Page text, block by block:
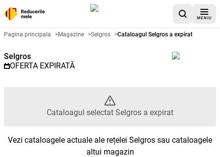
MENIU
Catalog promoțional Selgros -
Pagina principala >Magazine >Selgros >Cataloagul Selgros a expirat
Selgros
OFERTA EXPIRATĂ
Cataloagul selectat Selgros a expirat
Vezi cataloagele actuale ale rețelei Selgros sau cataloagele
altui magazin